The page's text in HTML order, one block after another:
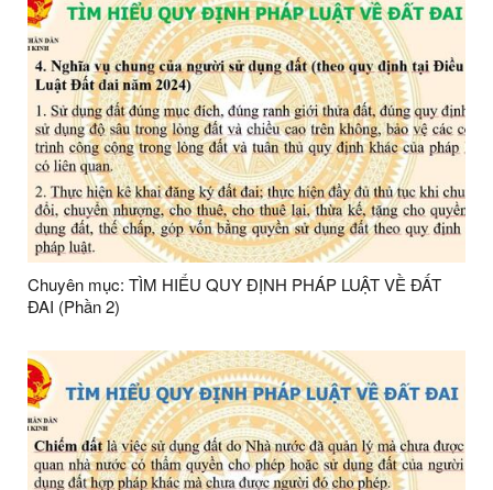
Chuyên mục: TÌM HIỂU QUY ĐỊNH PHÁP LUẬT VỀ ĐẤT
ĐAI (Phần 2)